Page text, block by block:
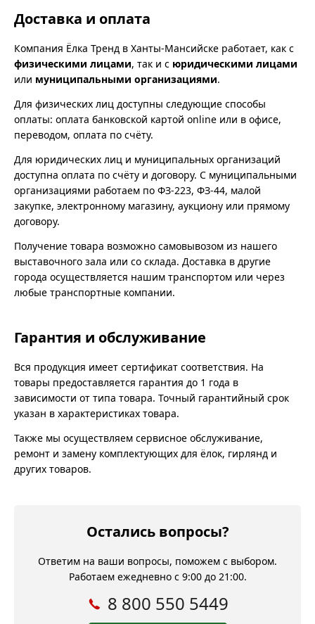
Доставка и оплата
Компания Ёлка Тренд в Ханты-Мансийске работает, как с
физическими лицами, так и с юридическими лицами
или муниципальными организациями.
Для физических лиц доступны следующие способы
оплаты: оплата банковской картой online или в офисе,
переводом, оплата по счёту.
Для юридических лиц и муниципальных организаций
доступна оплата по счёту и договору. С муниципальными
организациями работаем по ФЗ-223, ФЗ-44, малой
закупке, электронному магазину, аукциону или прямому
договору.
Получение товара возможно самовывозом из нашего
выставочного зала или со склада. Доставка в другие
города осуществляется нашим транспортом или через
любые транспортные компании.
Гарантия и обслуживание
Вся продукция имеет сертификат соответствия. На
товары предоставляется гарантия до 1 года в
зависимости от типа товара. Точный гарантийный срок
указан в характеристиках товара.
Также мы осуществляем сервисное обслуживание,
ремонт и замену комплектующих для ёлок, гирлянд и
других товаров.
Остались вопросы?
Ответим на ваши вопросы, поможем с выбором.
Работаем ежедневно с 9:00 до 21:00.
8 800 550 5449